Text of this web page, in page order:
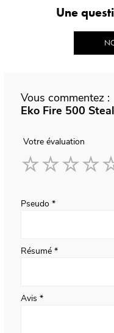
Une
Vous commentez :
Eko Fire 500
Votre évaluation
Pseudo
Résumé
Avis